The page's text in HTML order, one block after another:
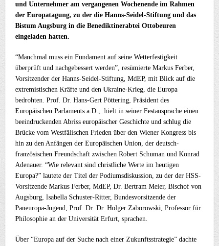
und Unternehmer am vergangenen Wochenende im Rahmen
der Europatagung, zu der die Hanns-Seidel-Stiftung und das
Bistum Augsburg in die Benediktinerabtei Ottobeuren
eingeladen hatten.
“Manchmal muss ein Fundament auf seine Wetterfestigkeit
überprüft und nachgebessert werden”, resümierte Markus Ferber,
Vorsitzender der Hanns-Seidel-Stiftung, MdEP, mit Blick auf die
extremistischen Kräfte und den Ukraine-Krieg, die Europa
bedrohten. Prof. Dr. Hans-Gert Pöttering, Präsident des
Europäischen Parlaments a.D., hielt in seiner Festansprache einen
beeindruckenden Abriss europäischer Geschichte und schlug die
Brücke vom Westfälischen Frieden über den Wiener Kongress bis
hin zu den Anfängen der Europäischen Union, der deutsch-
französischen Freundschaft zwischen Robert Schuman und Konrad
Adenauer. “Wie relevant sind christliche Werte im heutigen
Europa?” lautete der Titel der Podiumsdiskussion, zu der der HSS-
Vorsitzende Markus Ferber, MdEP, Dr. Bertram Meier, Bischof von
Augsburg, Isabella Schuster-Ritter, Bundesvorsitzende der
Paneuropa-Jugend, Prof. Dr. Dr. Holger Zaborowski, Professor für
Philosophie an der Universität Erfurt, sprachen.
Über “Europa auf der Suche nach einer Zukunftsstrategie” dachte